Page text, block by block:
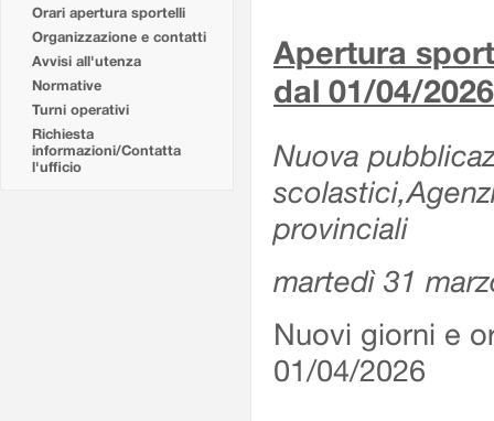
Orari apertura sportelli
Organizzazione e contatti
Avvisi all'utenza
Normative
Turni operativi
Richiesta
informazioni/Contatta
l'ufficio
Apertura
dal 01/04/2026
Nuova
provinciali
martedì 31
Nuovi giorni e
01/04/2026